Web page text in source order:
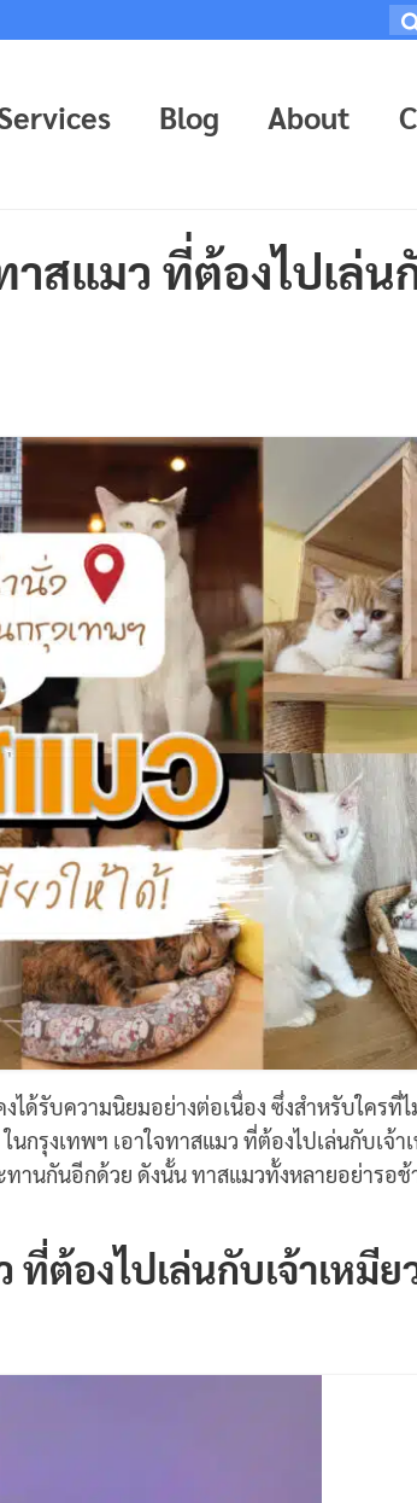
Blog About
าสแมว ที่ต้องไปเล่น
ด้รับความนิยมอย่างต่อเนื่อง ซึ่งสำหรับใครที่
รุงเทพฯ เอาใจทาสแมว ที่ต้องไปเล่นกับเจ้า
นกันอีกด้วย ดังนั้น ทาสแมวทั้งหลายอย่ารอช้
ที่ต้องไปเล่นกับเจ้าเหมีย